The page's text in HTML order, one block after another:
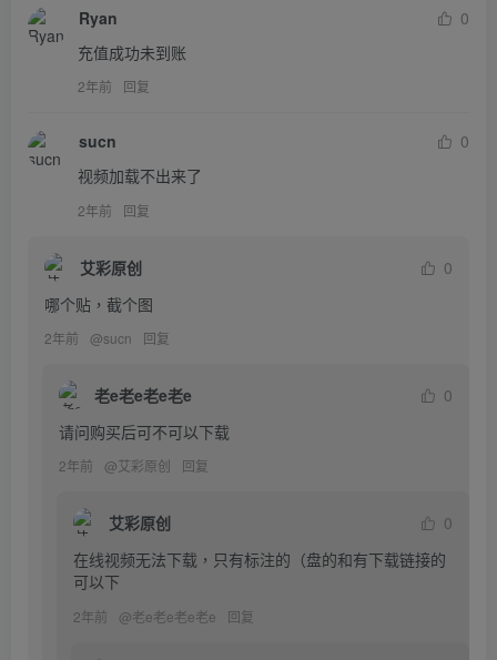
Ryan
0
充值成功未到账
2年前 回复
sucn
0
视频加载不出来了
2年前 回复
艾彩原创
0
哪个贴，截个图
2年前 @sucn 回复
老e老e老e老e
0
请问购买后可不可以下载
2年前 @艾彩原创 回复
艾彩原创
0
在线视频无法下载，只有标注的（盘的和有下载链接的
可以下
2年前 @老e老e老e老e 回复